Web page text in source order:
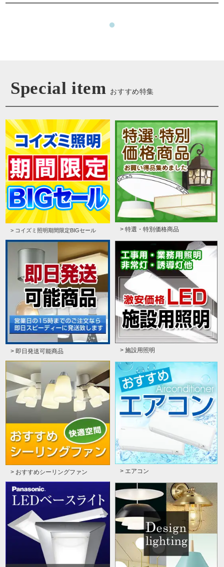
Special item おすすめ特集
> コイズミ照明期間限定BIGセール > 特選・特別価格商品
> 即日発送可能商品 > 施設用照明
> おすすめシーリングファン > エアコン